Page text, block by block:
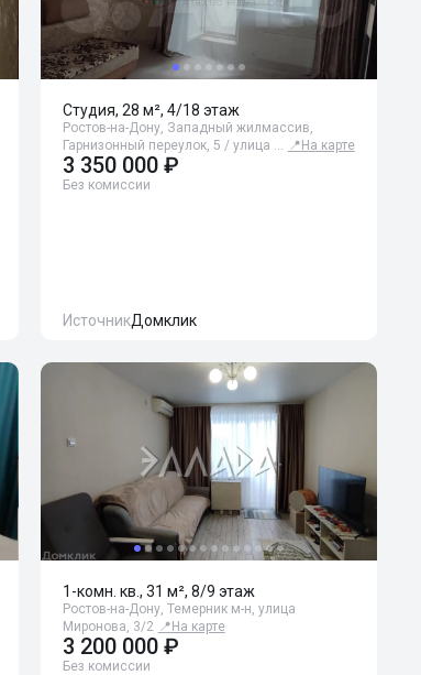
Студия, 28 м², 4/18 этаж
Ростов-на-Дону, Западный жилмассив,
Гарнизонный переулок, 5 / улица … 📍 На карте
3 350 000 ₽
Без комиссии
ИсточникДомклик
1-комн. кв., 31 м², 8/9 этаж
Ростов-на-Дону, Темерник м-н, улица
Миронова, 3/2 📍 На карте
3 200 000 ₽
Без комиссии